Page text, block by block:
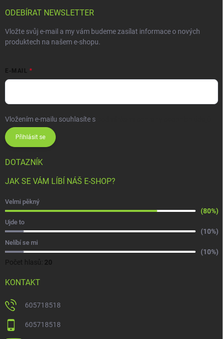
ODEBÍRAT NEWSLETTER
Vložte svůj e-mail a my vám budeme zasílat informace o nových
produktech na našem e-shopu.
E-MAIL
Vložením e-mailu souhlasíte s
Přihlásit se
DOTAZNÍK
JAK SE VÁM LÍBÍ NÁŠ E-SHOP?
Velmi pěkný
(80%)
Ujde to
(10%)
Nelíbí se mi
(10%)
Počet hlasů: 20
KONTAKT
605718518
605718518